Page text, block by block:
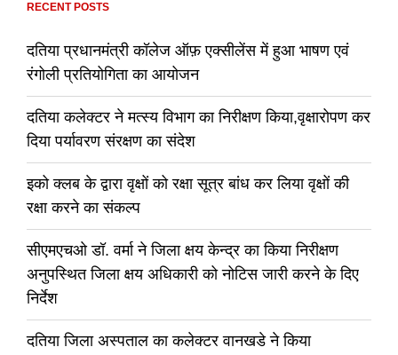
RECENT POSTS
दतिया प्रधानमंत्री कॉलेज ऑफ़ एक्सीलेंस में हुआ भाषण एवं
रंगोली प्रतियोगिता का आयोजन
दतिया कलेक्टर ने मत्स्य विभाग का निरीक्षण किया,वृक्षारोपण कर
दिया पर्यावरण संरक्षण का संदेश
इको क्लब के द्वारा वृक्षों को रक्षा सूत्र बांध कर लिया वृक्षों की
रक्षा करने का संकल्प
सीएमएचओ डॉ. वर्मा ने जिला क्षय केन्द्र का किया निरीक्षण
अनुपस्थित जिला क्षय अधिकारी को नोटिस जारी करने के दिए
निर्देश
दतिया जिला अस्पताल का कलेक्टर वानखडे ने किया